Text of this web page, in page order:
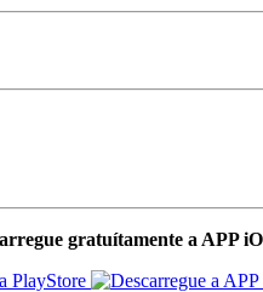
gratuítamente a APP